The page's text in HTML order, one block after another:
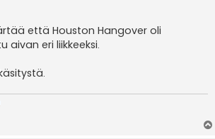
että Houston Hangover oli
aivan eri liikkeeksi.